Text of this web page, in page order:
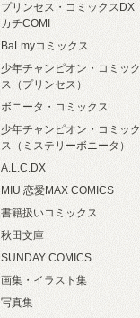
プリンセス・コミックスDX
カチCOMI
BaLmyコミックス
少年チャンピオン・コミック
ス（プリンセス）
ボニータ・コミックス
少年チャンピオン・コミック
ス（ミステリーボニータ）
A.L.C.DX
MIU 恋愛MAX COMICS
書籍扱いコミックス
秋田文庫
SUNDAY COMICS
画集・イラスト集
写真集